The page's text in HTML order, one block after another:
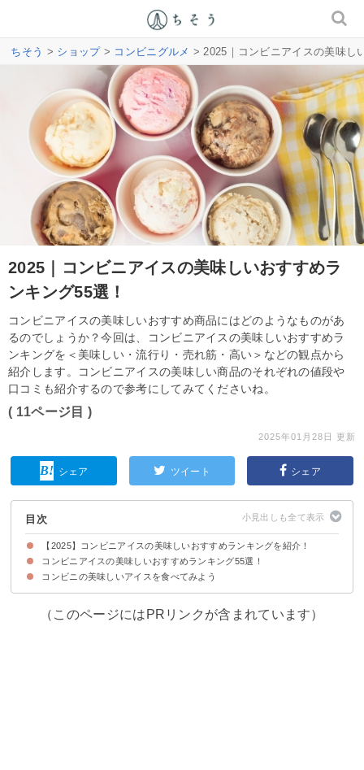
ちそう > ショップ> コンビニグルメ > 2025｜コンビニアイスの美味し
2025｜コンビニアイスの美味しいおすすめラ
ンキング55選！
コンビニアイスの美味しいおすすめ商品にはどのようなものがあ
るのでしょうか？今回は、コンビニアイスの美味しいおすすめラ
ンキングを＜美味しい・流行り・売れ筋・高い＞などの観点から
紹介します。コンビニアイスの美味しい商品のそれぞれの値段や
口コミも紹介するので参考にしてみてくださいね。
( 11ページ目 )
2025年01月28日 更新
シェア ツイート シェア
目次
【2025】コンビニアイスの美味しいおすすめランキングを紹介！
コンビニアイスの美味しいおすすめランキング55選！
55位：オハヨー プチドーナツ（199円 ）
54位：オハヨー 昔なつかしアイスクリン（99円）
53位：SUNAO チョコ&バニラソフト（138円）
52位：PREMIUMしろくまパフェ（378円）
51位：PARMキャラメル・バナーヌショコラ（140円）
50位：牧場しぼり 生キャラメル（116円）
49位：ガーナアイス ガーナチョコ&クッキーサンド（281円）
48位：ピノ バスクチーズケーキ（180円）
47位：でっかいバニラモナカ（130円）
46位：オハヨー BRULEE(322円）
45位：チョコレート効果 CACAOアイス （159円）
44位：まるで完熟マンゴー（138円）
43位：エッセル スーパーカップ 抹茶（160円）
42位：牧場しぼり 味わいミルク（110円）
41位：ワッフルコーン ミルクバニラ（192円）
40位：ヨーロピアンワッフルサンド（194円）
39位：ワッフルコーン クリームチーズ（246円）
38位：たべる牧場いちご（228円）
37位：パリパリ食感のたっぷりチョコチップバー（108円）
36位：板チョコアイス（130円）
35位：モナ王 宇治抹茶（151円）
34位：PARM 香ばしナッティーショコラ（151円）
33位：大人のヨーロピアンシュガーコーン（380円）
32位：チョコレートバンク リッチチョコミント（270円）
31位：桔梗屋監修 雪見だいふく×桔梗信玄餅（194円）
30位：Sof' 富良野メロン（140円）
29位：爽 濃厚完熟バナナ（151円）
28位：レディーボーデン アーモンドチョコレートバー（255円）
27位：宇治抹茶もち最中アイス（178円）
26位： ハーゲンダッツ クリーミーコーン 抹茶マカデミア（348円）
25位：たい焼アイス ～ストロベリーカスタード～（198円）
24位：MOWスペシャル 桜香るいちご（180円）
23位：ＭＯＷ ＰＲＩＭＥ バタークッキー＆クリームチーズ（180円）
22位：パピコ チョココーヒー（108円）
21位：とろ～り練乳三昧 練乳ミルク（151円）
20位：ハーゲンダッツ ミニカップ リッチマロン（319円）
19位：ローソン Uchi Cafe' くろぎ監修 みたらしさつまいもアイスバー
18位：ぎっしり満足！チョコミント（178円）
17位：ミスタードーナツ アイスバー（162円）
16位：レディーボーデン ミニカップ ラムレーズン（160円）
15位：エッセル スーパーカップ Sweet's キャラメルショコラタルト
14位：チョコバリ6本（199円）
13位：チョコモナカ ジャンボ（110円）
12位：雪見だいふく 塩キャラメル（98円）
11位：グリコ ジャイアントコーン 板チョコ＆ミルク（140円）
10位：白いプラックサンダーアイス（150円）
9位：爽 ソーダフロート（105円）
8位：モナ王 バニラ（115円）
7位：ブルガリア フローズンヨーグルトデザート（151円）
6位：金のアイス あずき最中（278円）
5位：ハーゲンダッツ クラシック洋菓子 ナポレオンパイ ～苺とカスター
4位： PARM 香ばしきなこ（151円）
3位：MOWスペシャル ラムレーズン（173円）
2位：ハーゲンダッツ クラシック洋菓子 レーズンバターサンド（319円）
1位：ジャイアントコーン 大人のアーモンドショコラ（181円）
コンビニの美味しいアイスを食べてみよう
（このページにはPRリンクが含まれています）